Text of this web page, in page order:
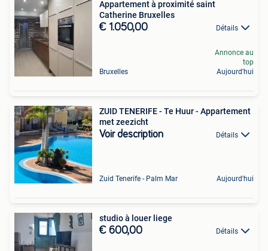
Appartement à proximité saint
Catherine Bruxelles
€ 1.050,00 Détails
Bruxelles
Annonce au
top
Aujourd'hui
ZUID TENERIFE - Te Huur - Appartement
met zeezicht
Voir description Détails
Zuid Tenerife - Palm Mar Aujourd'hui
studio à louer liege
€ 600,00 Détails